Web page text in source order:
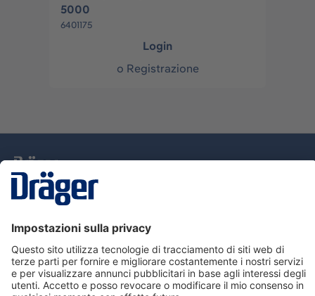
5000
6401175
Login
o Registrazione
Assistenza
Informazioni su Dräger
Informazioni